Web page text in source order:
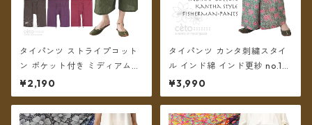
タイパンツ ストライプコット
ン ポケット付き ミディアム丈
6カラー【メール便送料無料】
¥2,190
タイパンツ カンタ刺繍スタイ
ル インド綿 インド更紗 no.1
フラワープリント 4タイプ ロ
ング丈【メール便送料無料】
¥3,990